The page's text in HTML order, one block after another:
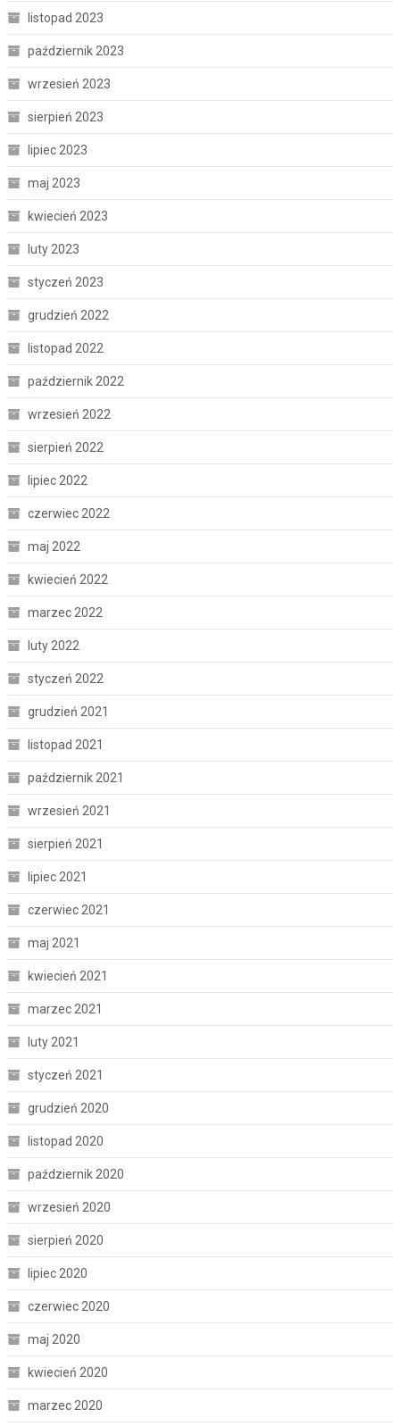
listopad 2023
październik 2023
wrzesień 2023
sierpień 2023
lipiec 2023
maj 2023
kwiecień 2023
luty 2023
styczeń 2023
grudzień 2022
listopad 2022
październik 2022
wrzesień 2022
sierpień 2022
lipiec 2022
czerwiec 2022
maj 2022
kwiecień 2022
marzec 2022
luty 2022
styczeń 2022
grudzień 2021
listopad 2021
październik 2021
wrzesień 2021
sierpień 2021
lipiec 2021
czerwiec 2021
maj 2021
kwiecień 2021
marzec 2021
luty 2021
styczeń 2021
grudzień 2020
listopad 2020
październik 2020
wrzesień 2020
sierpień 2020
lipiec 2020
czerwiec 2020
maj 2020
kwiecień 2020
marzec 2020